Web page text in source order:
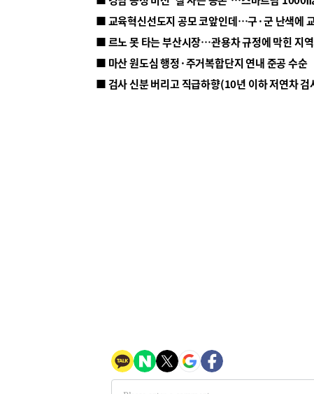
■ 르노 못 타는 부산시장…관용차 규정에 막힌 지
■ 마산 원도심 행정·주거복합단지 연내 준공 수순